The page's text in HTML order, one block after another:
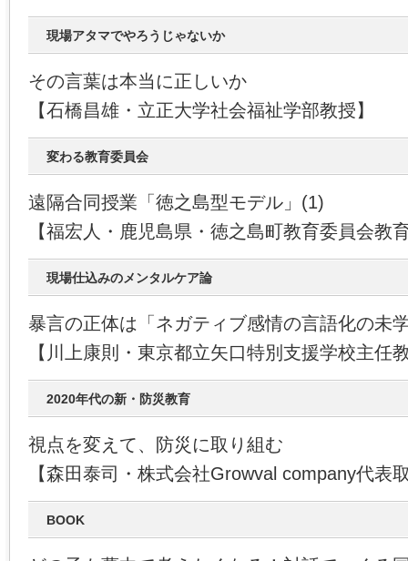
現場アタマでやろうじゃないか
その言葉は本当に正しいか
【石橋昌雄・立正大学社会福祉学部教授】
変わる教育委員会
遠隔合同授業「徳之島型モデル」(1)
【福宏人・鹿児島県・徳之島町教育委員会教
現場仕込みのメンタルケア論
暴言の正体は「ネガティブ感情の言語化の未
【川上康則・東京都立矢口特別支援学校主任
2020年代の新・防災教育
視点を変えて、防災に取り組む
【森田泰司・株式会社Growval company代表
BOOK